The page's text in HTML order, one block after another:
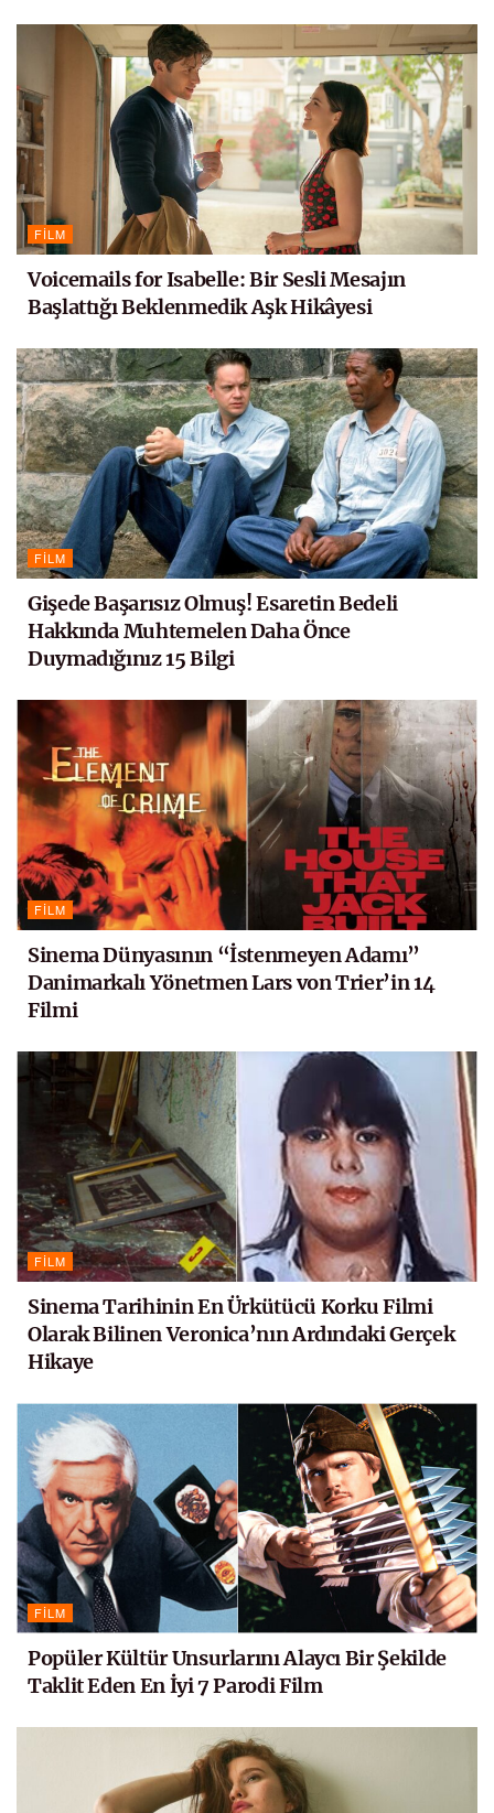
FILM
Voicemails for Isabelle: Bir Sesli Mesajın
Başlattığı Beklenmedik Aşk Hikâyesi
FILM
Gişede Başarısız Olmuş! Esaretin Bedeli
Hakkında Muhtemelen Daha Önce
Duymadığınız 15 Bilgi
FILM
Sinema Dünyasının “İstenmeyen Adamı”
Danimarkalı Yönetmen Lars von Trier’in 14
Filmi
FILM
Sinema Tarihinin En Ürkütücü Korku Filmi
Olarak Bilinen Veronica’nın Ardındaki Gerçek
Hikaye
FILM
Popüler Kültür Unsurlarını Alaycı Bir Şekilde
Taklit Eden En İyi 7 Parodi Film